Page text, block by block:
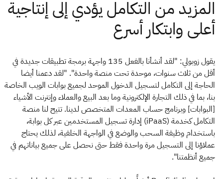
يقول زوبولي: "لقد أنشأنا بالفعل 135 واجهة برمجة تطبيقات جديدة في
أقل من ثلاث سنوات، موحدة تحت منصة واحدة". "لقد دعمنا أيضا
الحاجة إلى التكامل لتسجيل الدخول الموحد لجميع بوابات الويب الخاصة
بنا، بما في ذلك التجارة الإلكترونية وما بعد البيع والعملاء وإنترنت الأشياء
[البوابات] وبرنامج حساب المعدات المتخصص لدينا. تتيح لنا منصة
التكامل كخدمة (iPaaS) إدارة تسجيل المستخدمين عبر كل بوابة،
باستخدام وظيفة السحب والوضع في الواجهة الخلفية، لذلك يحتاج
عملاؤنا إلى التسجيل مرة واحدة فقط حتى نحصل على جميع بياناتهم في
جميع أنظمتنا".